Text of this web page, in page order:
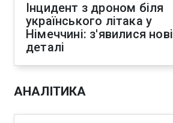
Інцидент з дроном біля
українського літака у
Німеччині: з'явилися нові
деталі
АНАЛІТИКА